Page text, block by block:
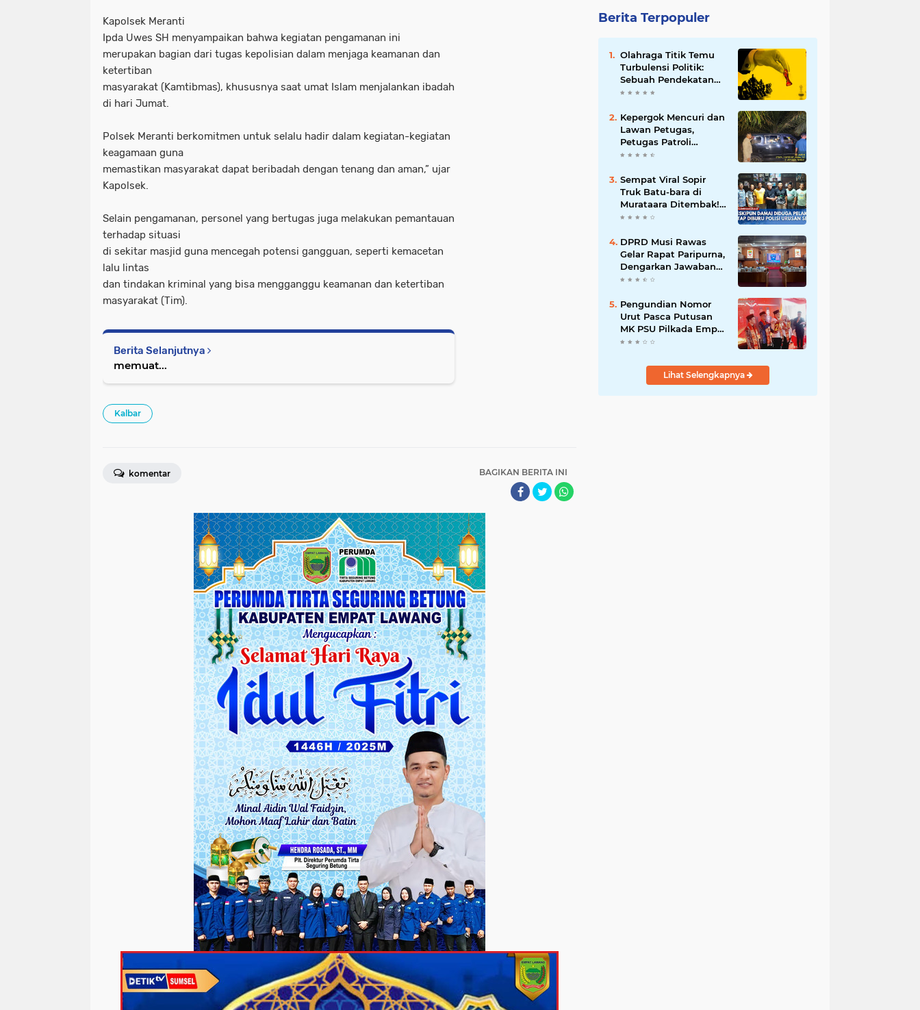
Kapolsek Meranti
Ipda Uwes SH menyampaikan bahwa kegiatan pengamanan ini
merupakan bagian dari tugas kepolisian dalam menjaga keamanan dan
ketertiban
masyarakat (Kamtibmas), khususnya saat umat Islam menjalankan ibadah
di hari Jumat.
Polsek Meranti berkomitmen untuk selalu hadir dalam kegiatan-kegiatan
keagamaan guna
memastikan masyarakat dapat beribadah dengan tenang dan aman,” ujar
Kapolsek.
Selain pengamanan, personel yang bertugas juga melakukan pemantauan
terhadap situasi
di sekitar masjid guna mencegah potensi gangguan, seperti kemacetan
lalu lintas
dan tindakan kriminal yang bisa mengganggu keamanan dan ketertiban
masyarakat (Tim).
Berita Selanjutnya
memuat...
Kalbar
BAGIKAN BERITA INI
komentar
Berita Terpopuler
Olahraga Titik Temu
Turbulensi Politik:
Sebuah Pendekatan
Batalnya Tuan Rumah
Kepergok Mencuri dan
Lawan Petugas,
Petugas Patroli
Terpaksa Lumpuhkan
Sempat Viral Sopir
Truk Batu-bara di
Murataara Ditembak!
Namun Dikabarkan
DPRD Musi Rawas
Gelar Rapat Paripurna,
Dengarkan Jawaban
Eksekutif Atas 4
Pengundian Nomor
Urut Pasca Putusan
MK PSU Pilkada Empat
Lawang
Lihat Selengkapnya